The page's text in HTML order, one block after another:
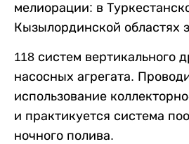
мелиорации: в
Кызылординской областях
118 систем вертикального
насосных агрегата.
использование
и практикуется система
ночного полива.